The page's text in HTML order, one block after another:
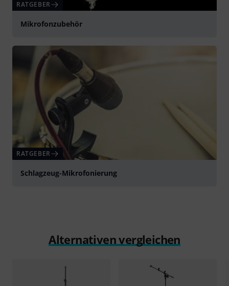
RATGEBER
Mikrofonzubehör
RATGEBER
Schlagzeug-Mikrofonierung
Alternativen vergleichen